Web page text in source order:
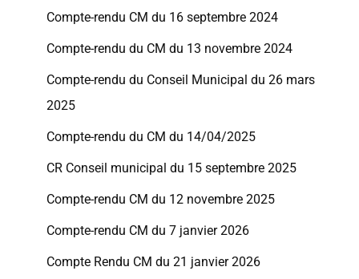
Compte-rendu CM du 16 septembre 2024
Compte-rendu du CM du 13 novembre 2024
Compte-rendu du Conseil Municipal du 26 mars
2025
Compte-rendu du CM du 14/04/2025
CR Conseil municipal du 15 septembre 2025
Compte-rendu CM du 12 novembre 2025
Compte-rendu CM du 7 janvier 2026
Compte Rendu CM du 21 janvier 2026